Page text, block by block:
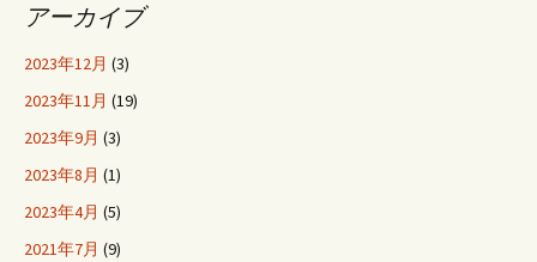
アーカイブ
2023年12月 (3)
2023年11月 (19)
2023年9月 (3)
2023年8月 (1)
2023年4月 (5)
2021年7月 (9)